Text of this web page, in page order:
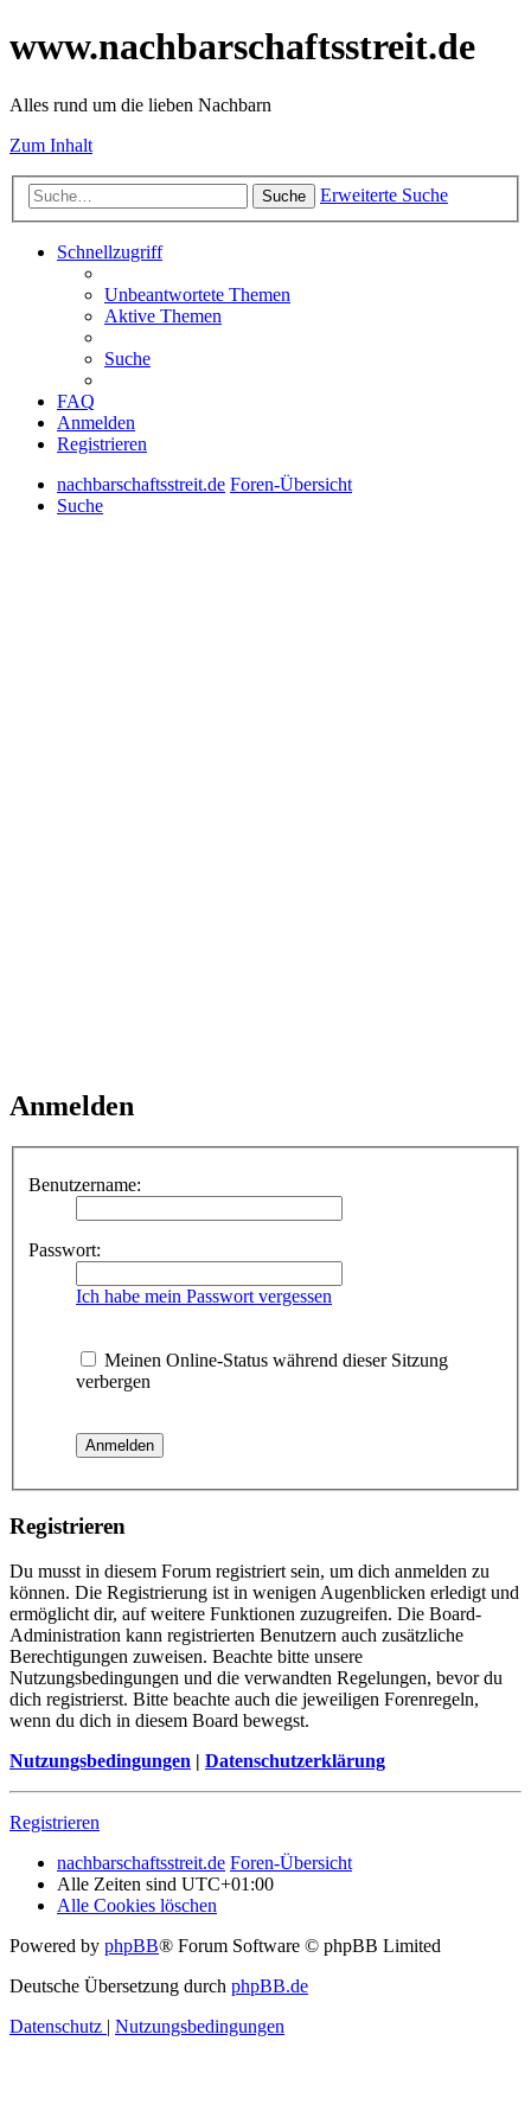
www.nachbarschaftsstreit.de
Alles rund um die lieben Nachbarn
Zum Inhalt
Suche Erweiterte Suche
Schnellzugriff
Unbeantwortete Themen
Aktive Themen
Suche
FAQ
Anmelden
Registrieren
nachbarschaftsstreit.de Foren-Übersicht
Suche
Anmelden
Benutzername:
Passwort:
Ich habe mein Passwort vergessen
Meinen Online-Status während dieser Sitzung
verbergen
Registrieren
Du musst in diesem Forum registriert sein, um dich anmelden zu
können. Die Registrierung ist in wenigen Augenblicken erledigt und
ermöglicht dir, auf weitere Funktionen zuzugreifen. Die Board-
Administration kann registrierten Benutzern auch zusätzliche
Berechtigungen zuweisen. Beachte bitte unsere
Nutzungsbedingungen und die verwandten Regelungen, bevor du
dich registrierst. Bitte beachte auch die jeweiligen Forenregeln,
wenn du dich in diesem Board bewegst.
Nutzungsbedingungen | Datenschutzerklärung
Registrieren
nachbarschaftsstreit.de Foren-Übersicht
Alle Zeiten sind UTC+01:00
Alle Cookies löschen
Powered by phpBB® Forum Software © phpBB Limited
Deutsche Übersetzung durch phpBB.de
Datenschutz | Nutzungsbedingungen